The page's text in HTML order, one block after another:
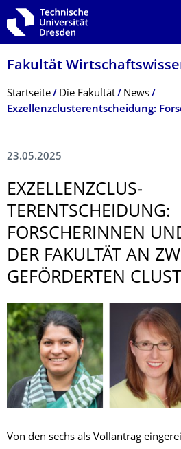
Zur Hauptnavigation springen
Zur Suche springen
Zum Inhalt springen
Fakultät
Breadcrumb-Menü
Startseite Die Fakultät
News
23.05.2025
EXZELLENZCLUS­
TERENTSCHEIDUNG:
FORSCHERINNEN
DER FAKULTÄT AN
GEFÖRDERTEN
Von den sechs als Vollantrag